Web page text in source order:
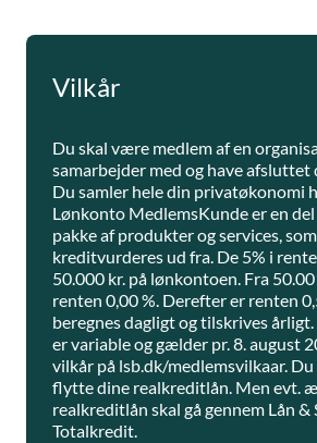
Vilkår
Du skal være medlem af en
samarbejder med og have afsluttet
Du samler hele din privatøkonomi
Lønkonto MedlemsKunde er en
pakke af produkter og services,
kreditvurderes ud fra. De 5% i
50.000 kr. på lønkontoen. Fra
renten 0,00 %. Derefter er renten
beregnes dagligt og tilskrives
er variable og gælder pr. 8. august
vilkår på lsb.dk/medlemsvilkaar.
flytte dine realkreditlån. Men evt.
realkreditlån skal gå gennem Lån &
Totalkredit.